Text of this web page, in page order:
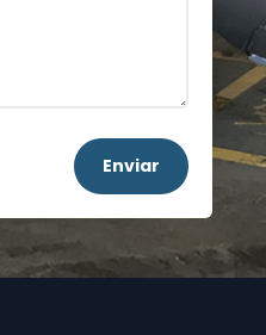
Enviar